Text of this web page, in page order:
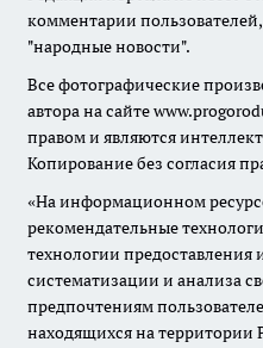
комментарии
"народные новости".
Все фотографические
автора на сайте
правом и являются
Копирование без согласия
«На информационном
рекомендательные
технологии
систематизации и анализа
предпочтениям
находящихся на территории